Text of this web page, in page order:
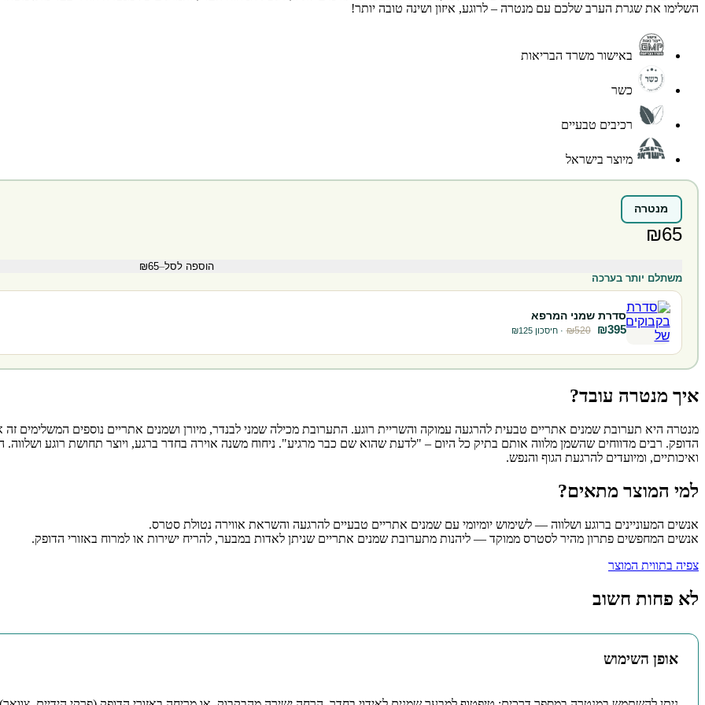
השלימו את שגרת הערב שלכם עם מנטרה – לרוגע, איזון ושינה טובה יותר!
באישור משרד הבריאות
כשר
רכיבים טבעיים
מיוצר בישראל
מנטרה
₪65
הוספה לסל–
₪65
משתלם יותר בערכה
סדרת שמני המרפא
₪395
₪520 · חיסכון ₪125
איך מנטרה עובד?
מנטרה היא תערובת שמנים אתריים טבעית להרגעה עמוקה והשריית רוגע. התערובת מכילה שמני לבנדר, מיורן ושמנים אתריים נוספים המשלימים
הדופק. רבים מדווחים שהשמן מלווה אותם בתיק כל היום – "לדעת שהוא שם כבר מרגיע". ניחוח משנה אוירה בחדר ברגע, ויוצר תחושת רוגע
ואיכותיים, ומיועדים להרגעת הגוף והנפש.
למי המוצר מתאים?
אנשים המעוניינים ברוגע ושלווה — לשימוש יומיומי עם שמנים אתריים טבעיים להרגעה והשראת אווירה נטולת סטרס.
אנשים המחפשים פתרון מהיר לסטרס ממוקד — ליהנות מתערובת שמנים אתריים שניתן לאדות במבער, להריח ישירות או למרוח באזורי הדופק.
צפיה בתווית המוצר
לא פחות חשוב
אופן השימוש